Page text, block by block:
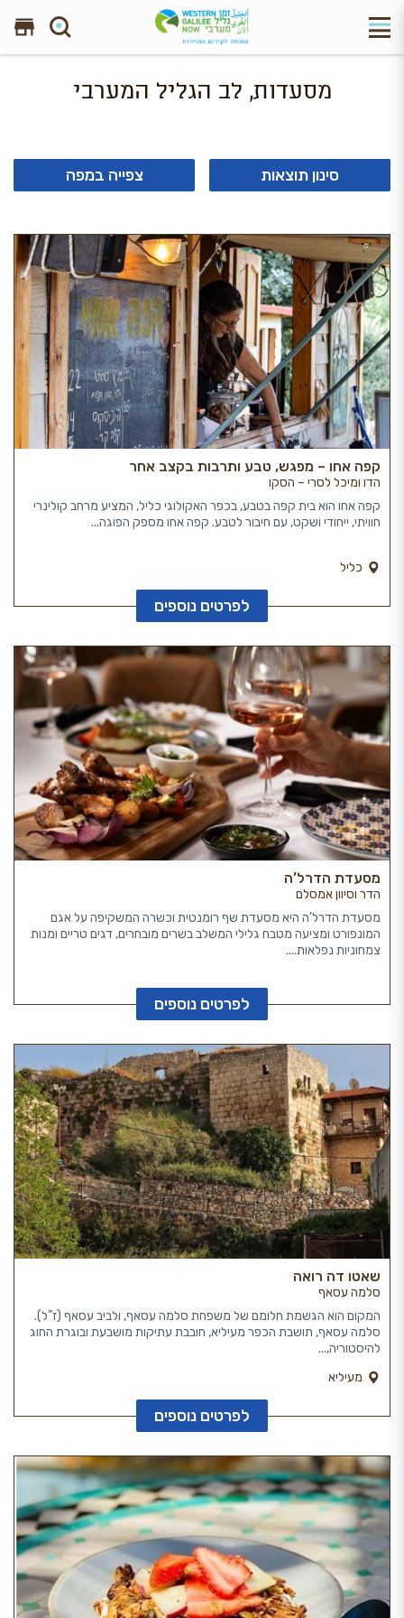
מסעדות, לב הגליל המערבי
סינון תוצאות צפייה במפה
קפה אחו – מפגש, טבע ותרבות בקצב אחר
הדו ומיכל לסרי – הסקו
קפה אחו הוא בית קפה בטבע, בכפר האקולוגי כליל, המציע מרחב קולינרי
חוויתי, ייחודי ושקט, עם חיבור לטבע. קפה אחו מספק הפוגה...
כליל
לפרטים נוספים
מסעדת הדרל’ה
הדר וסיוון אמסלם
מסעדת הדרל’ה היא מסעדת שף רומנטית וכשרה המשקיפה על אגם
המונפורט ומציעה מטבח גלילי המשלב בשרים מובחרים, דגים טריים ומנות
צמחוניות נפלאות....
לפרטים נוספים
שאטו דה רואה
סלמה עסאף
המקום הוא הגשמת חלומם של משפחת סלמה עסאף, ולביב עסאף (ז”ל).
סלמה עסאף, תושבת הכפר מעיליא, חובבת עתיקות מושבעת ובוגרת החוג
להיסטוריה,...
מעיליא
לפרטים נוספים